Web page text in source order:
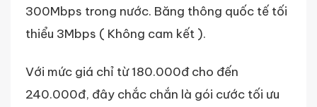
300Mbps trong nước. Băng thông quốc tế tối
thiểu 3Mbps ( Không cam kết ).
Với mức giá chỉ từ 180.000đ cho đến
240.000đ, đây chắc chắn là gói cước tối ưu